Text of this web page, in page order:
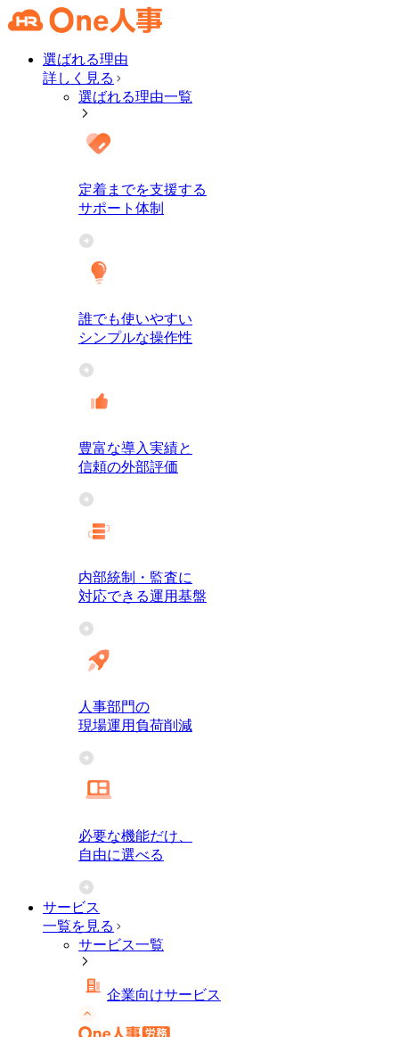
選ばれる理由
詳しく見る
選ばれる理由一覧
定着までを支援する
サポート体制
誰でも使いやすい
シンプルな操作性
豊富な導入実績と
信頼の外部評価
内部統制・監査に
対応できる運用基盤
人事部門の
現場運用負荷削減
必要な機能だけ、
自由に選べる
サービス
一覧を見る
サービス一覧
企業向けサービス